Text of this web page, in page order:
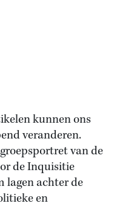
kunnen ons
veranderen.
van de
de Inquisitie
lagen achter de
en